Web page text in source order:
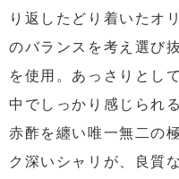
り返したどり着いたオ
のバランスを考え選び
を使用。あっさりとし
中でしっかり感じられ
赤酢を纏い唯一無二の
ク深いシャリが、良質